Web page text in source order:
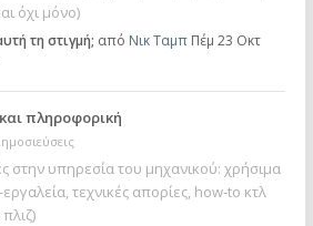
όχι μόνο)
τη στιγμή; από Νικ Ταμπ Πέμ 23 Οκτ
πληροφορική
στην υπηρεσία του μηχανικού: χρήσιμα
τεχνικές απορίες, how-to κτλ